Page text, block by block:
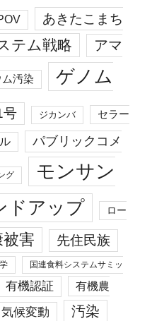
あきたこまち
テム戦略 アマ
汚染
ゲノム
号 ジカンバ セラー
パブリックコメ
グ
モンサン
ドアップ ロー
害 先住民族
国連食料システムサミッ
有機認証 有機農
気候変動 汚染